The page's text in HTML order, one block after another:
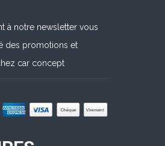
à notre newsletter vous
des promotions et
car concept